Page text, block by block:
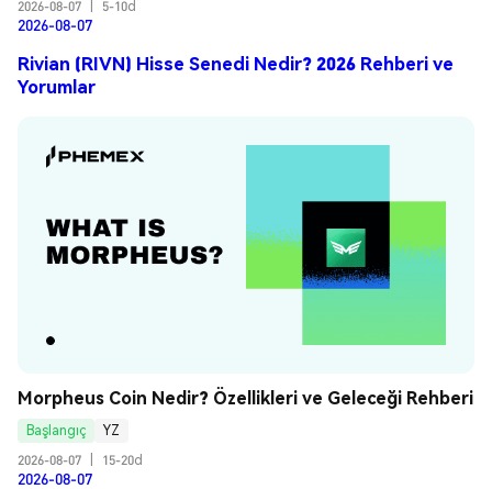
2026-08-07
5-10d
2026-08-07
Rivian (RIVN) Hisse Senedi Nedir? 2026 Rehberi ve
Yorumlar
Morpheus Coin Nedir? Özellikleri ve Geleceği Rehberi
Başlangıç
YZ
2026-08-07
15-20d
2026-08-07